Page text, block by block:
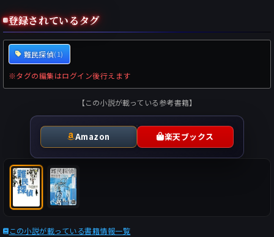
登録されているタグ
難民探偵(1)
※タグの編集はログイン後行えます
【この小説が載っている参考書籍】
Amazon 楽天ブックス
この小説が載っている書籍情報一覧